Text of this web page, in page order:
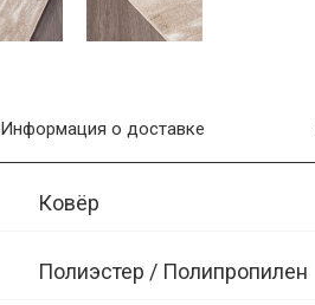
Ковёр
Полиэстер / Полипропилен
Информация о доставке